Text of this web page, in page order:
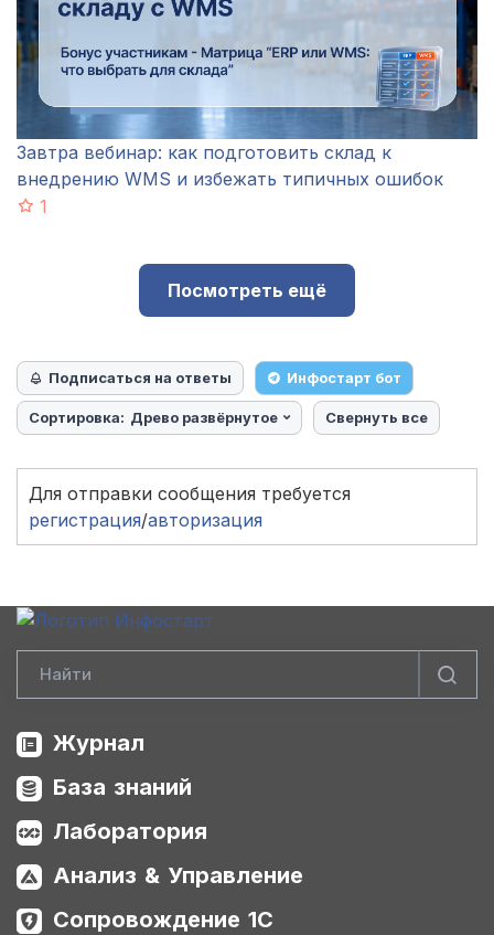
Завтра вебинар: как подготовить склад к
внедрению WMS и избежать типичных ошибок
1
Посмотреть ещё
Подписаться на ответы Инфостарт бот
Сортировка: Древо развёрнутое Свернуть все
Для отправки сообщения требуется
регистрация/авторизация
Журнал
База знаний
Лаборатория
Анализ & Управление
Сопровождение 1С